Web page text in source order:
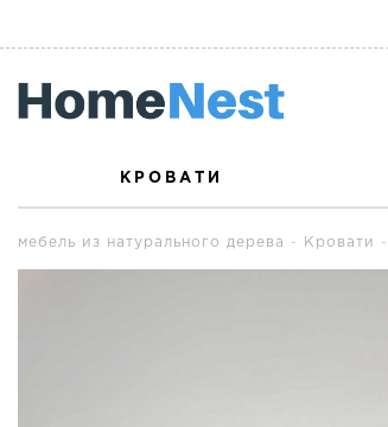
КРОВАТИ
мебель из натурального дерева Кровати